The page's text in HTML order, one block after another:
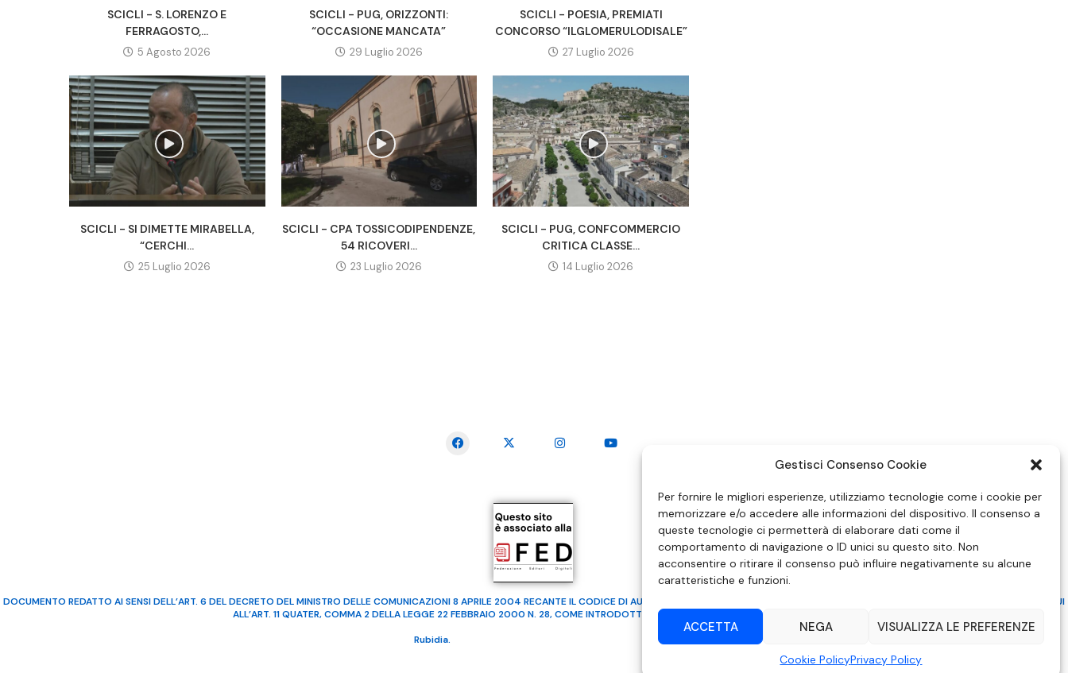
Gestisci Consenso Cookie
Per fornire le migliori esperienze, utilizziamo tecnologie come i cookie per
memorizzare e/o accedere alle informazioni del dispositivo. Il consenso a
queste tecnologie ci permetterà di elaborare dati come il
comportamento di navigazione o ID unici su questo sito. Non
acconsentire o ritirare il consenso può influire negativamente su alcune
caratteristiche e funzioni.
ACCETTA NEGA VISUALIZZA LE PREFERENZE
Cookie PolicyPrivacy Policy
SCICLI - S. LORENZO E
FERRAGOSTO,...
5 Agosto 2026
SCICLI - PUG, ORIZZONTI:
“OCCASIONE MANCATA”
29 Luglio 2026
SCICLI - POESIA, PREMIATI
CONCORSO “ILGLOMERULODISALE”
27 Luglio 2026
SCICLI - SI DIMETTE MIRABELLA,
“CERCHI...
25 Luglio 2026
SCICLI - CPA TOSSICODIPENDENZE,
54 RICOVERI...
23 Luglio 2026
SCICLI - PUG, CONFCOMMERCIO
CRITICA CLASSE...
14 Luglio 2026
DOCUMENTO REDATTO AI SENSI DELL’ART. 6 DEL DECRETO DEL MINISTRO DELLE COMUNICAZIONI 8 APRILE 2004 RECANTE IL CODICE DI AUTOREGOLAMENTAZIONE IN MATERIA DI ATTUAZIONE DEL PRINCIPIO DEL PLURALISMO, DI CUI
ALL’ART. 11 QUATER, COMMA 2 DELLA LEGGE 22 FEBBRAIO 2000 N. 28, COME INTRODOTTO DALLA LEGGE 6 NOVEMBRE 2003, N. 313
Rubidia. Tutti i diritti riservati | RVM Srl – SS 115 Km 339,500 – Modica (RG) | P.Iva 00857190888.